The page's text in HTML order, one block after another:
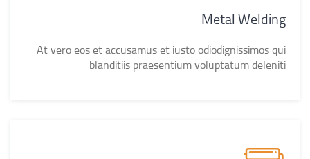
Metal Welding
At vero eos et accusamus et iusto odiodignissimos qui
blanditiis praesentium voluptatum deleniti